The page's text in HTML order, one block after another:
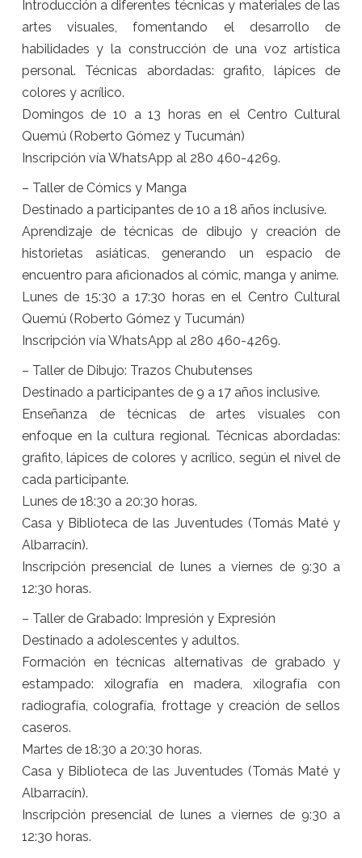
Introducción a diferentes técnicas y materiales de las
artes visuales, fomentando el desarrollo de
habilidades y la construcción de una voz artística
personal. Técnicas abordadas: grafito, lápices de
colores y acrílico.
Domingos de 10 a 13 horas en el Centro Cultural
Quemú (Roberto Gómez y Tucumán)
Inscripción vía WhatsApp al 280 460-4269.
– Taller de Cómics y Manga
Destinado a participantes de 10 a 18 años inclusive.
Aprendizaje de técnicas de dibujo y creación de
historietas asiáticas, generando un espacio de
encuentro para aficionados al cómic, manga y anime.
Lunes de 15:30 a 17:30 horas en el Centro Cultural
Quemú (Roberto Gómez y Tucumán)
Inscripción vía WhatsApp al 280 460-4269.
– Taller de Dibujo: Trazos Chubutenses
Destinado a participantes de 9 a 17 años inclusive.
Enseñanza de técnicas de artes visuales con
enfoque en la cultura regional. Técnicas abordadas:
grafito, lápices de colores y acrílico, según el nivel de
cada participante.
Lunes de 18:30 a 20:30 horas.
Casa y Biblioteca de las Juventudes (Tomás Maté y
Albarracín).
Inscripción presencial de lunes a viernes de 9:30 a
12:30 horas.
– Taller de Grabado: Impresión y Expresión
Destinado a adolescentes y adultos.
Formación en técnicas alternativas de grabado y
estampado: xilografía en madera, xilografía con
radiografía, colografía, frottage y creación de sellos
caseros.
Martes de 18:30 a 20:30 horas.
Casa y Biblioteca de las Juventudes (Tomás Maté y
Albarracín).
Inscripción presencial de lunes a viernes de 9:30 a
12:30 horas.